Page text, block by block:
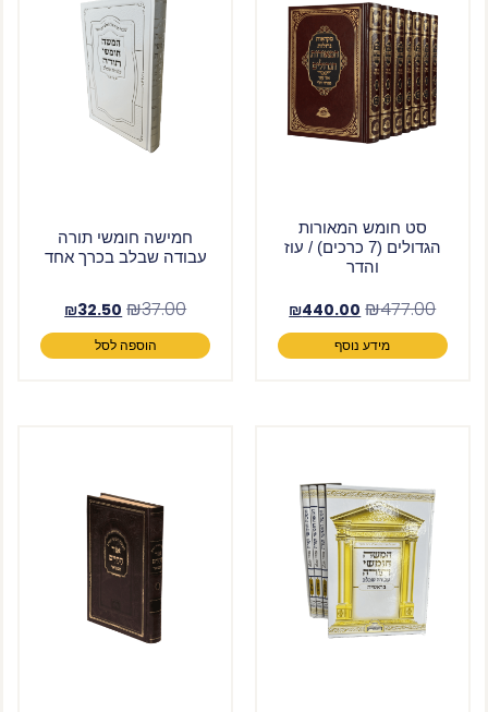
סט חומש המאורות
הגדולים (7 כרכים) / עוז
והדר
₪477.00
₪440.00
מידע נוסף
חמישה חומשי תורה
עבודה שבלב בכרך אחד
₪37.00
₪32.50
הוספה לסל